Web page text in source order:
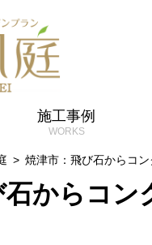
施工事例
焼津市：飛び石からコ
からコ